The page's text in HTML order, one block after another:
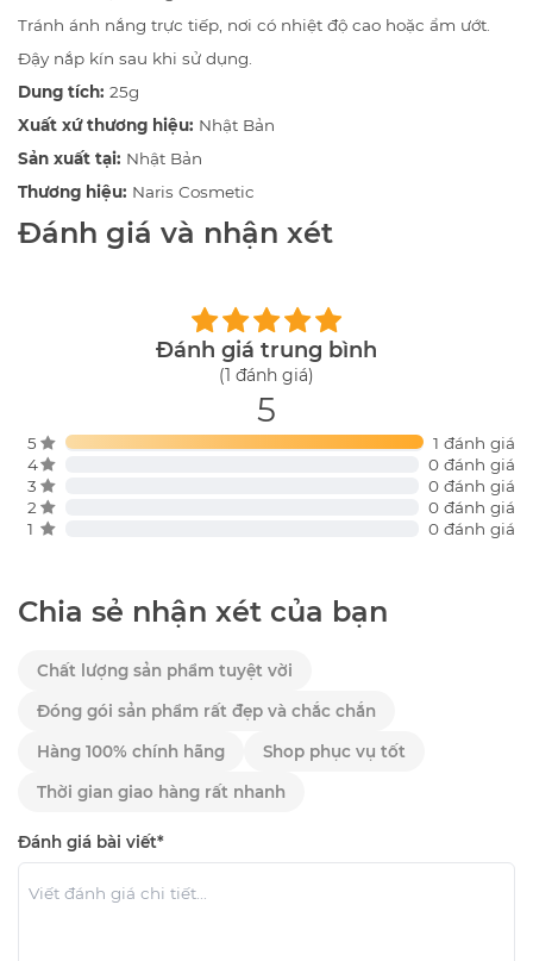
Tránh ánh nắng trực tiếp, nơi có nhiệt độ cao hoặc ẩm ướt.
Đậy nắp kín sau khi sử dụng.
Dung tích: 25g
Xuất xứ thương hiệu: Nhật Bản
Sản xuất tại: Nhật Bản
Thương hiệu: Naris Cosmetic
Đánh giá và nhận xét
Đánh giá trung bình
(1 đánh giá)
5
5
1 đánh giá
4
0 đánh giá
3
0 đánh giá
2
0 đánh giá
1
0 đánh giá
Chia sẻ nhận xét của bạn
Chất lượng sản phẩm tuyệt vời
Đóng gói sản phẩm rất đẹp và chắc chắn
Hàng 100% chính hãng Shop phục vụ tốt
Thời gian giao hàng rất nhanh
Đánh giá bài viết*